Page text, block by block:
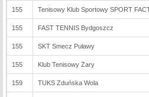
155 Tenisowy Klub Sportowy SPORT
155 FAST TENNIS Bydgoszcz
155 SKT Smecz Puławy
155 Klub Tenisowy Żary
159 TUKS Zduńska Wola